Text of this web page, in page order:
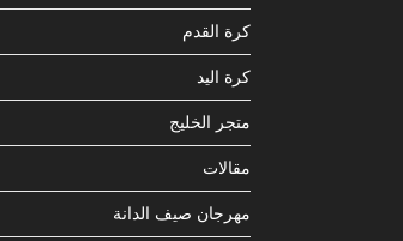
كرة القدم
كرة اليد
متجر الخليج
مقالات
مهرجان صيف الدانة